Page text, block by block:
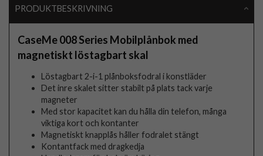
PRODUKTBESKRIVNING
CaseMe 008 Series Mobilplånbok med
magnetiskt löstagbart skal
Löstagbart 2-i-1 plånboksfodral i konstläder
Det inre skalet sitter stabilt på plats tack varje
magneter
Med stor kapacitet kan du hålla din telefon, många
viktiga kort och kontanter
Magnetiskt knapplås håller fodralet stängt
Kontantfack med dragkedja